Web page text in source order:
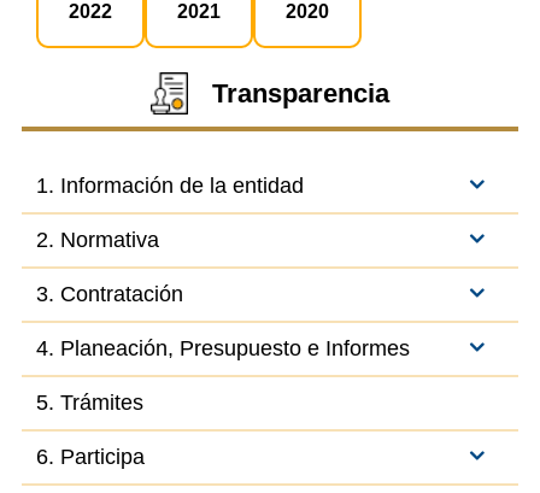
2022 2021 2020
Transparencia
1. Información de la entidad
2. Normativa
3. Contratación
4. Planeación, Presupuesto e Informes
5. Trámites
6. Participa